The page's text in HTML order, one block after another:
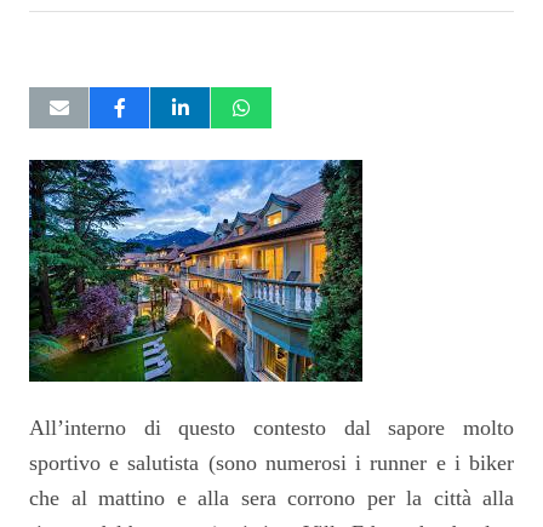
All’interno di questo contesto dal sapore molto
sportivo e salutista (sono numerosi i runner e i biker
che al mattino e alla sera corrono per la città alla